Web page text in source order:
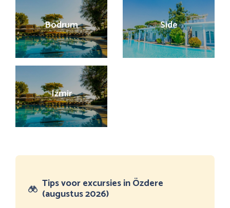
Bodrum Side
Izmir
Tips voor excursies in Özdere
(augustus 2026)